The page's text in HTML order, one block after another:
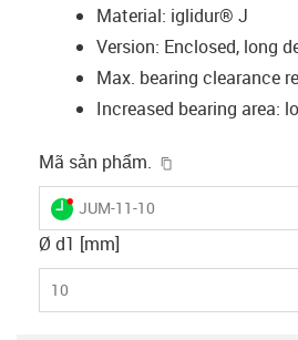
Material: iglidur® J
Version: Enclosed, long
Max. bearing clearance
Increased bearing area:
Mã sản phẩm.
igus-icon-lieferzeit-dot
JUM-11-10
Ø d1 [mm]
10